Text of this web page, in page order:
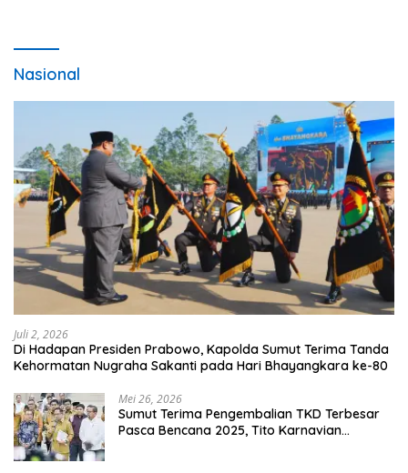
Nasional
Juli 2, 2026
Di Hadapan Presiden Prabowo, Kapolda Sumut Terima Tanda
Kehormatan Nugraha Sakanti pada Hari Bhayangkara ke-80
Mei 26, 2026
Sumut Terima Pengembalian TKD Terbesar
Pasca Bencana 2025, Tito Karnavian